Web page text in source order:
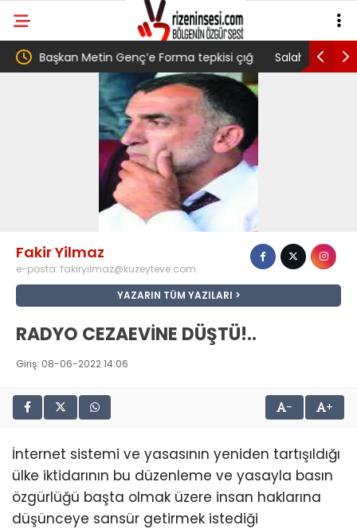
Genç’e Forma tepkisi çığ
yurttaş ise ” Genç,
toprağını satarak
almış” dedi
Salah transferi sonrası 6661
belediye başkanına ‘Kimin
Fakir Yilmaz
e-posta: fakiryilmaz@kuzeyteve.com
YAZARIN TÜM YAZILARI
RADYO CEZAEVİNE DÜŞTÜ!..
Giriş: 08-06-2022 14:06
- +
İnternet sistemi ve yasasının yeniden tartışıldığı
ülke iktidarının bu düzenleme ve yasayla basın
özgürlüğü başta olmak üzere insan haklarına
düşünceye sansür getirmek istediği